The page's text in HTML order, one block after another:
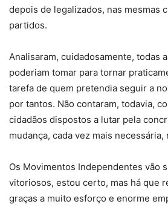
depois de legalizados, nas mesmas
partidos.
Analisaram, cuidadosamente, todas
poderiam tomar para tornar
tarefa de quem pretendia seguir a
por tantos. Não contaram, todavia,
cidadãos dispostos a lutar pela
mudança, cada vez mais
Os Movimentos Independentes vão
vitoriosos, estou certo, mas há que
graças a muito esforço e enorme